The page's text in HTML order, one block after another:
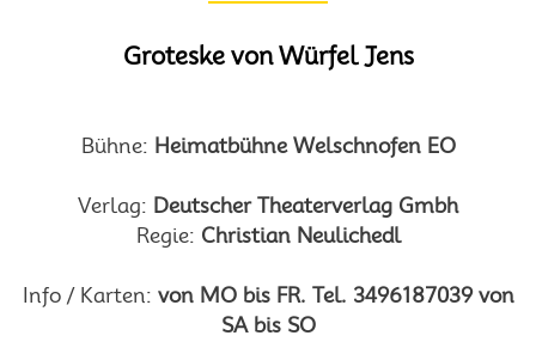
Groteske von Würfel Jens
Bühne: Heimatbühne Welschnofen EO
Verlag: Deutscher Theaterverlag Gmbh
Regie: Christian Neulichedl
Info / Karten: von MO bis FR. Tel. 3496187039 von
SA bis SO